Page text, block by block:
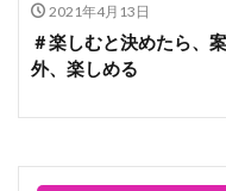
2021年4月13日
＃楽しむと決めたら、案
外、楽しめる